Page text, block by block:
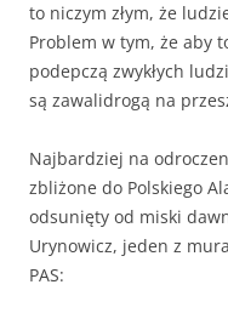
to niczym złym, że
Problem w tym, że aby
podepczą zwykłych
są zawalidrogą na
Najbardziej na
zbliżone do Polskiego
odsunięty od miski
Urynowicz, jeden z
PAS: